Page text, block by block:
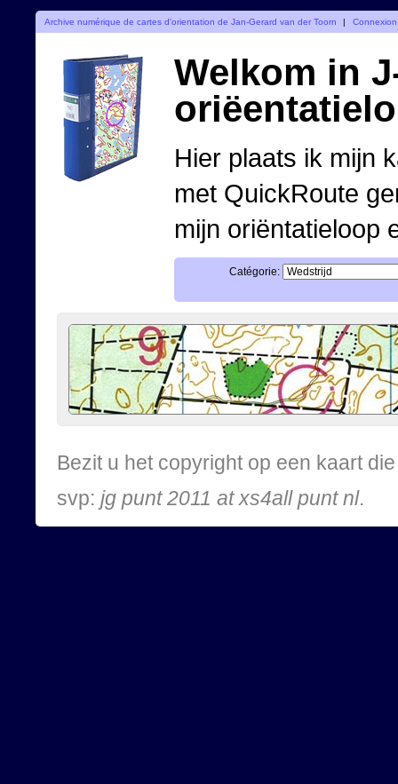
Archive numérique de cartes d'orientation de Jan-Gerard van der Toorn | Connexion
Welkom in
Hier plaats ik mijn
met QuickRoute
mijn oriëntatieloop
Catégorie:
Bezit u het copyright op een kaart
svp: jg punt 2011 at xs4all punt nl.